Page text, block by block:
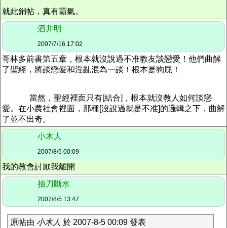
就此銷帖，真有霸氣。
酒井明
2007/7/16 17:02
哥林多前書第五章，根本就沒說過不准教友談戀愛！他們曲解
了聖經，將談戀愛和淫亂混為一談！根本是狗屁！
當然，聖經裡面只有[結合]，根本就沒教人如何談戀
愛。在小農社會裡面，那種[沒說過就是不准]的邏輯之下，曲解
了並不出奇。
小木人
2007/8/5 00:09
我的教會討厭我離開
抽刀斷水
2007/8/5 13:47
原帖由 小木人 於 2007-8-5 00:09 發表